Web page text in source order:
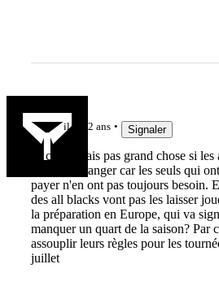
il y a 2 ans Signaler
ça changerais pas grand chose si
jouer à l'étranger car les seuls qui
payer n'en ont pas toujours besoin.
des all blacks vont pas les laisser
la préparation en Europe, qui va
manquer un quart de la saison? Par
assouplir leurs règles pour les
juillet